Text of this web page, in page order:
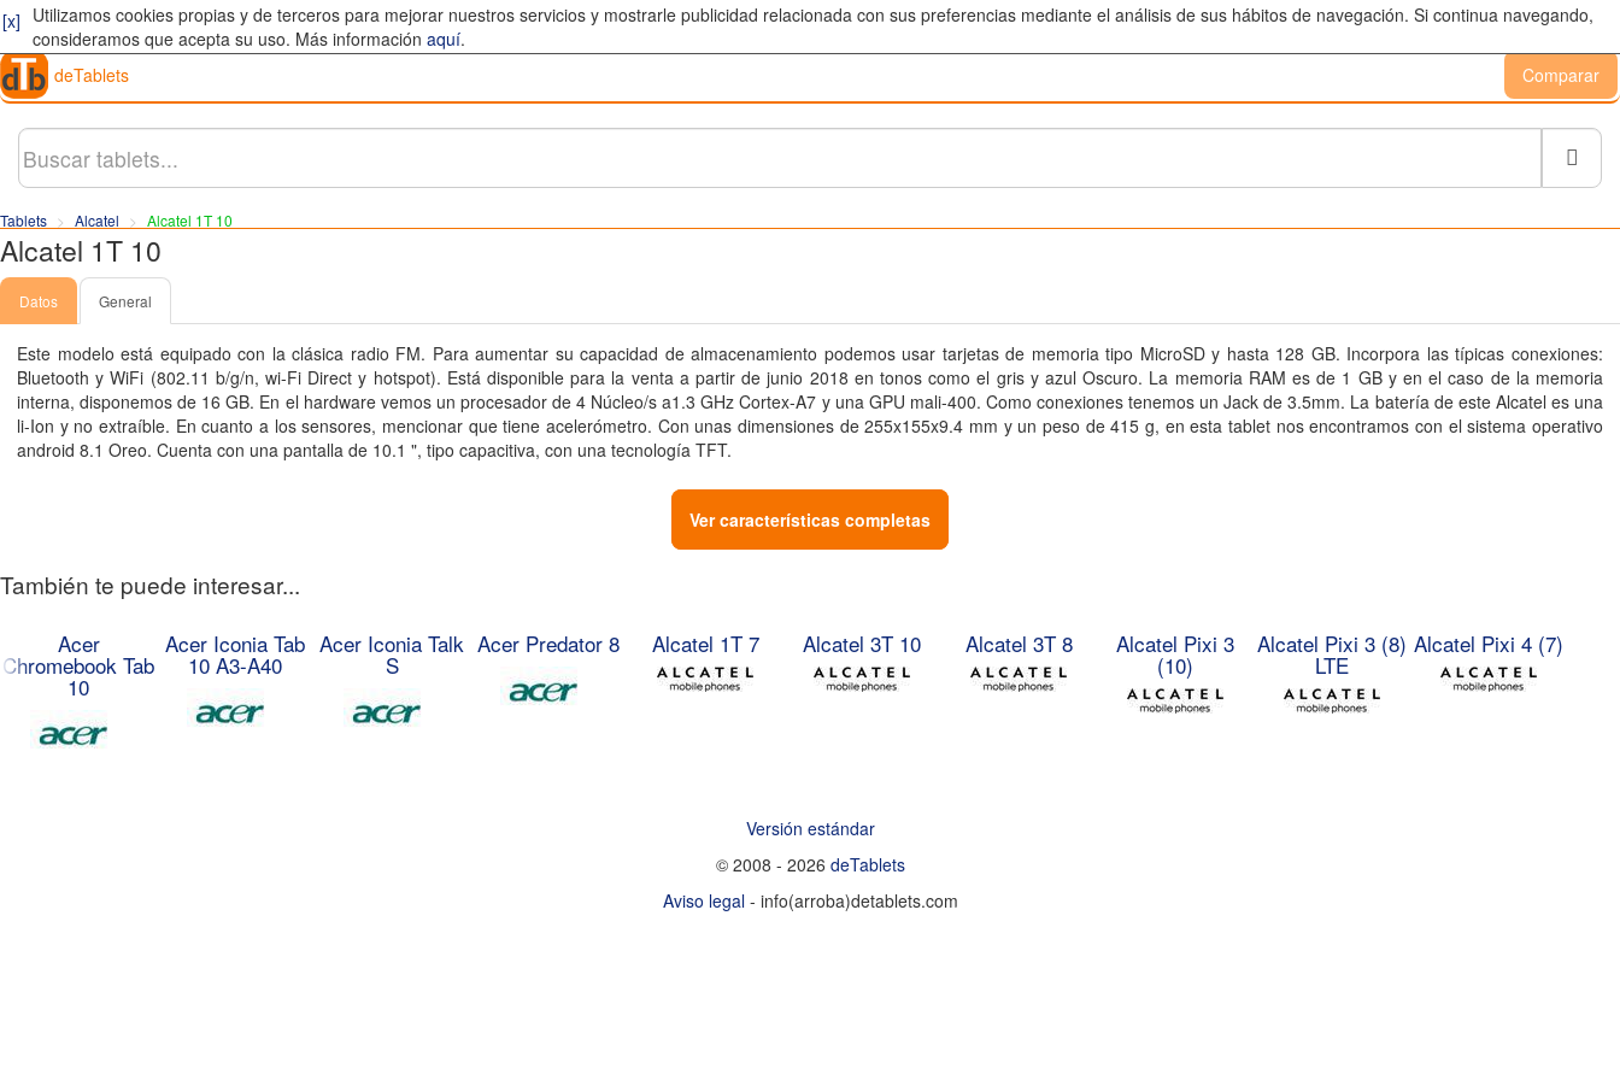
[x] Utilizamos cookies propias y de terceros para mejorar nuestros servicios y mostrarle publicidad relacionada con sus preferencias mediante el análisis de sus hábitos de navegación. Si continua navegando,
consideramos que acepta su uso. Más información aquí.
deTablets
Comparar
Tablets Alcatel Alcatel 1T 10
Alcatel 1T 10
Datos General
Este modelo está equipado con la clásica radio FM. Para aumentar su capacidad de almacenamiento podemos usar tarjetas de memoria tipo MicroSD y hasta 128 GB. Incorpora las típicas conexiones:
Bluetooth y WiFi (802.11 b/​g/​n, wi-Fi Direct y hotspot). Está disponible para la venta a partir de junio 2018 en tonos como el gris y azul Oscuro. La memoria RAM es de 1 GBy en el caso de la memoria
interna, disponemos de 16GB. En el hardware vemos un procesador de 4 Núcleo/​s a1.3GHz Cortex-A7 y una GPU mali-400. Como conexiones tenemos un Jack de 3.5mm. La batería de este Alcatel es una
li-Ion y no extraíble. En cuanto a los sensores, mencionar que tiene acelerómetro. Con unas dimensiones de 255x155x9.4 mm y un peso de 415 g, en esta tablet nos encontramos con el sistema operativo
android 8.1 Oreo. Cuenta con una pantalla de 10.1 ", tipo capacitiva, con una tecnología TFT.
Ver características completas
También te puede interesar...
Acer
Chromebook Tab
10
Acer Iconia Tab
10 A3-A40
Acer Iconia Talk
S
Acer Predator 8 Alcatel 1T 7 Alcatel 3T 10 Alcatel 3T 8 Alcatel Pixi 3
(10)
Alcatel Pixi 3 (8)
LTE
Alcatel Pixi 4 (7)
Versión estándar
© 2008 - 2026 deTablets
Aviso legal- info(arroba)detablets.com